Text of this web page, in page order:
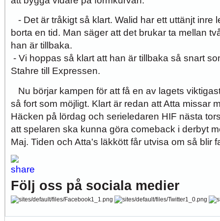
- Det är tråkigt så klart. Walid har ett uttänjt inre
borta en tid. Man säger att det brukar ta mellan
han är tillbaka.
- Vi hoppas så klart att han är tillbaka så snart
Stahre till Expressen.
Nu börjar kampen för att få en av lagets
så fort som möjligt. Klart är redan att Atta missar
Häcken på lördag och serieledaren HIF nästa
att spelaren ska kunna göra comeback i derbyt
Maj. Tiden och Atta's läkkött får utvisa om så blir
Följ oss på sociala medier